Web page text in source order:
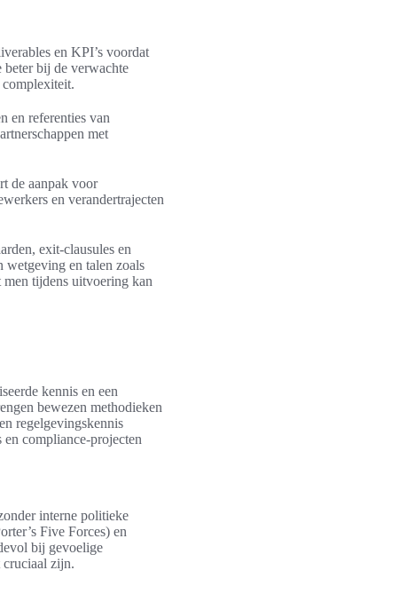
en KPI’s voordat
bij de verwachte
en referenties van
met
de aanpak voor
en verandertrajecten
exit-clausules en
wetgeving en talen zoals
men tijdens uitvoering kan
kennis en een
bewezen methodieken
regelgevingskennis
compliance-projecten
interne politieke
Five Forces) en
bij gevoelige
cruciaal zijn.